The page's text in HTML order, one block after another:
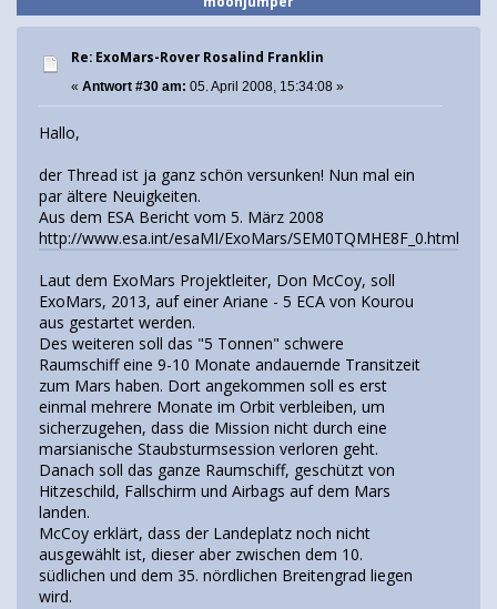
Re: ExoMars-Rover Rosalind Franklin
« Antwort #30 am: 05. April 2008, 15:34:08 »
Hallo,
der Thread ist ja ganz schön versunken! Nun mal ein
par ältere Neuigkeiten.
Aus dem ESA Bericht vom 5. März 2008
http://www.esa.int/esaMI/ExoMars/SEM0TQMHE8F_0.html
Laut dem ExoMars Projektleiter, Don McCoy, soll
ExoMars, 2013, auf einer Ariane - 5 ECA von Kourou
aus gestartet werden.
Des weiteren soll das "5 Tonnen" schwere
Raumschiff eine 9-10 Monate andauernde Transitzeit
zum Mars haben. Dort angekommen soll es erst
einmal mehrere Monate im Orbit verbleiben, um
sicherzugehen, dass die Mission nicht durch eine
marsianische Staubsturmsession verloren geht.
Danach soll das ganze Raumschiff, geschützt von
Hitzeschild, Fallschirm und Airbags auf dem Mars
landen.
McCoy erklärt, dass der Landeplatz noch nicht
ausgewählt ist, dieser aber zwischen dem 10.
südlichen und dem 35. nördlichen Breitengrad liegen
wird.